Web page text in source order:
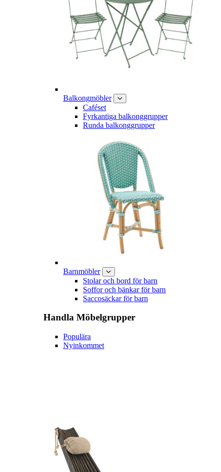
Balkongmöbler
Caféset
Fyrkantiga balkonggrupper
Runda balkonggrupper
Barnmöbler
Stolar och bord för barn
Soffor och bänkar för barn
Saccosäckar för barn
Handla Möbelgrupper
Populära
Nyinkommet